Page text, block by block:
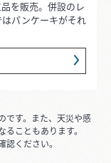
を販売。併設のレ
パンケーキがそれ
です。また、天災や感
こともあります。
認ください。